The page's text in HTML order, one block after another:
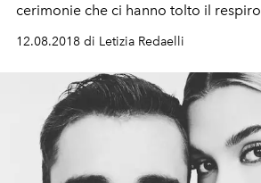
cerimonie che ci hanno tolto il respiro
12.08.2018 di Letizia Redaelli